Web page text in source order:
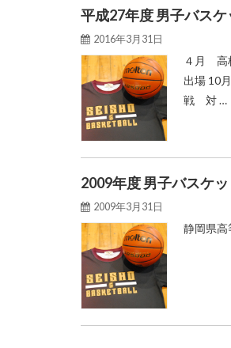
平成27年度 男子バス
2016年3月31日
４月 高
出場 10
戦 対 …
2009年度 男子バスケ
2009年3月31日
静岡県